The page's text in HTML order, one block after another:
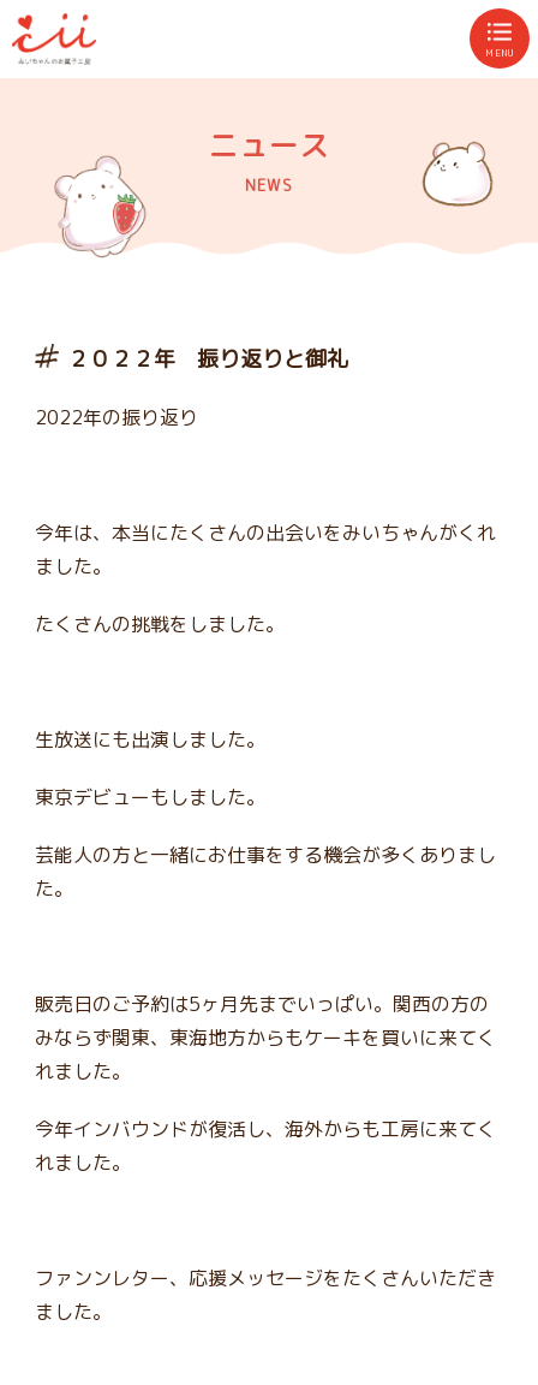
MENU
ニュース
NEWS
２０２２年 振り返りと御礼
2022年の振り返り
今年は、本当にたくさんの出会いをみいちゃんがくれ
ました。
たくさんの挑戦をしました。
生放送にも出演しました。
東京デビューもしました。
芸能人の方と一緒にお仕事をする機会が多くありまし
た。
販売日のご予約は5ヶ月先までいっぱい。関西の方の
みならず関東、東海地方からもケーキを買いに来てく
れました。
今年インバウンドが復活し、海外からも工房に来てく
れました。
ファンンレター、応援メッセージをたくさんいただき
ました。